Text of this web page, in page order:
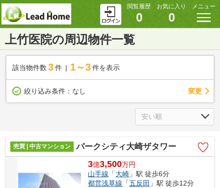
閲覧履歴
0
お気に入り
0
メニュー
上竹医院の周辺物件一覧
該当物件数 3件 1～3 件を表示
絞り込み条件： なし 変更
売買 | 中古マンション パークシティ大崎ザタワー
3億3,500万円
山手線 「大崎 」駅 徒歩6分
都営浅草線 「五反田 」駅 徒歩12分